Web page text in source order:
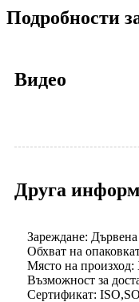
Подробности
Видео
Друга
Зареждане: Дървена
Обхват на
Място на произход:
Възможност за
Сертификат: